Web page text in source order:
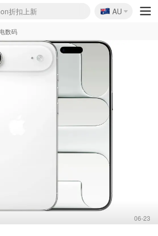
折扣上新
护肤3.5折
年中2.5折
好价汇总
价+叠9折
超市实拍
手票捡漏
周末奢牌1折起
3折起
大牌1折
Club护肤1折
罩$251
扣汇总
$200送$50
码好物
周7.5折
高奢地板价
6折
折起
头$98
首饰2折
店促销
彩妆礼
居好物
妆护肤
$8
测盒$33
赠50ml沐浴露
保湿面霜$29
海洋馆门票6折
白罐$16送香薰
6.8折
诞日历$525
牌私促3折
姐喷雾$16
套装£56
独家4折
6折起
历
奢品2.7折
9折
美容仪$881
Live
扫地机$649
水杯$24
官网5折
装$23
套$159
2件7折
网4.5折
韩妆4折
高奢8.5折
水$11
德莱德次日达
+赠礼
灯具8折
🇦🇺
AU
数码
06-23